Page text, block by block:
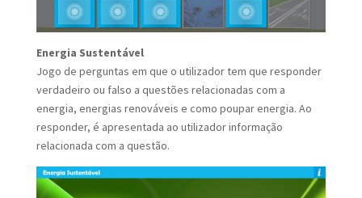
Energia Sustentável
Jogo de perguntas em que o utilizador tem que responder
verdadeiro ou falso a questões relacionadas com a
energia, energias renováveis e como poupar energia. Ao
responder, é apresentada ao utilizador informação
relacionada com a questão.